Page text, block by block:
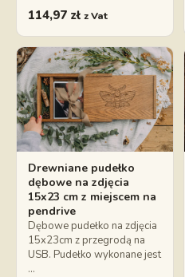
114,97 zł z Vat
Drewniane pudełko
dębowe na zdjęcia
15x23 cm z miejscem na
pendrive
Dębowe pudełko na zdjęcia
15x23cm z przegrodą na
USB. Pudełko wykonane jest
…